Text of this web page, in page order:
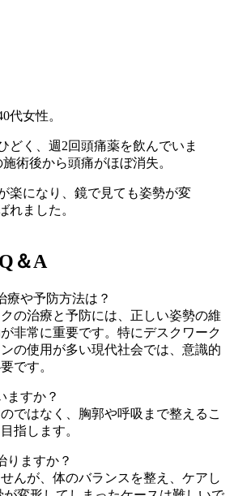
代女性。
どく、週2回頭痛薬を飲んでいま
術後から頭痛がほぼ消失。
楽になり、鏡で見ても姿勢が変
れました。
＆A
療や予防方法は？
の治療と予防には、正しい姿勢の維
非常に重要です。特にデスクワーク
の使用が多い現代社会では、意識的
です。
ますか？
ではなく、胸郭や呼吸まで整えるこ
指します。
りますか？
んが、体のバランスを整え、ケアし